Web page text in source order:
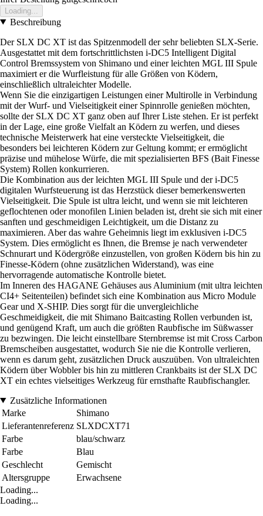
Loading...
Beschreibung
Der SLX DC XT ist das Spitzenmodell der sehr beliebten SLX-Serie.
Ausgestattet mit dem fortschrittlichsten i-DC5 Intelligent Digital
Control Bremssystem von Shimano und einer leichten MGL III Spule
maximiert er die Wurfleistung für alle Größen von Ködern,
einschließlich ultraleichter Modelle.
Wenn Sie die einzigartigen Leistungen einer Multirolle in Verbindung
mit der Wurf- und Vielseitigkeit einer Spinnrolle genießen möchten,
sollte der SLX DC XT ganz oben auf Ihrer Liste stehen. Er ist perfekt
in der Lage, eine große Vielfalt an Ködern zu werfen, und dieses
technische Meisterwerk hat eine versteckte Vielseitigkeit, die
besonders bei leichteren Ködern zur Geltung kommt; er ermöglicht
präzise und mühelose Würfe, die mit spezialisierten BFS (Bait Finesse
System) Rollen konkurrieren.
Die Kombination aus der leichten MGL III Spule und der i-DC5
digitalen Wurfsteuerung ist das Herzstück dieser bemerkenswerten
Vielseitigkeit. Die Spule ist ultra leicht, und wenn sie mit leichteren
geflochtenen oder monofilen Linien beladen ist, dreht sie sich mit einer
sanften und geschmeidigen Leichtigkeit, um die Distanz zu
maximieren. Aber das wahre Geheimnis liegt im exklusiven i-DC5
System. Dies ermöglicht es Ihnen, die Bremse je nach verwendeter
Schnurart und Ködergröße einzustellen, von großen Ködern bis hin zu
Finesse-Ködern (ohne zusätzlichen Widerstand), was eine
hervorragende automatische Kontrolle bietet.
Im Inneren des HAGANE Gehäuses aus Aluminium (mit ultra leichten
CI4+ Seitenteilen) befindet sich eine Kombination aus Micro Module
Gear und X-SHIP. Dies sorgt für die unvergleichliche
Geschmeidigkeit, die mit Shimano Baitcasting Rollen verbunden ist,
und genügend Kraft, um auch die größten Raubfische im Süßwasser
zu bezwingen. Die leicht einstellbare Sternbremse ist mit Cross Carbon
Bremscheiben ausgestattet, wodurch Sie nie die Kontrolle verlieren,
wenn es darum geht, zusätzlichen Druck auszuüben. Von ultraleichten
Ködern über Wobbler bis hin zu mittleren Crankbaits ist der SLX DC
XT ein echtes vielseitiges Werkzeug für ernsthafte Raubfischangler.
Zusätzliche Informationen
Marke
Shimano
Lieferantenreferenz SLXDCXT71
Farbe
blau/schwarz
Farbe
Blau
Geschlecht
Gemischt
Altersgruppe
Erwachsene
Loading...
Loading...